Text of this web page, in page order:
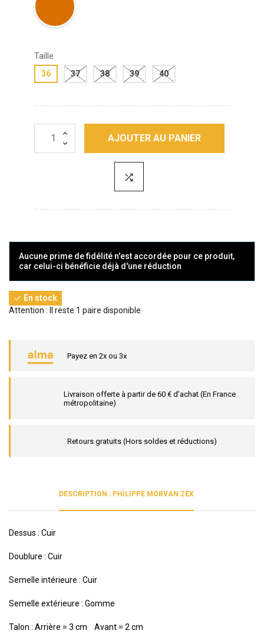
Taille
36
37 38 39 40
AJOUTER AU PANIER
Aucune prime de fidélité n'est accordée pour ce produit,
car celui-ci bénéficie déjà d'une réduction
 En stock
Attention : Il reste 1 paire disponible
Payez en 2x ou 3x
Livraison offerte à partir de 60 € d’achat (En France
métropolitaine)
Retours gratuits (Hors soldes et réductions)
DESCRIPTION : PHILIPPE MORVAN ZEX
Dessus : Cuir
Doublure : Cuir
Semelle intérieure : Cuir
Semelle extérieure : Gomme
Talon : Arrière = 3 cm Avant = 2 cm